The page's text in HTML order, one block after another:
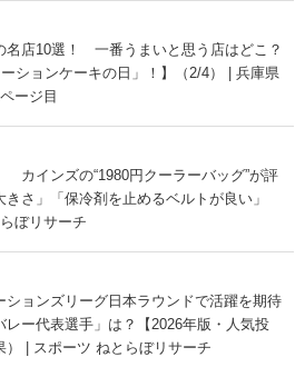
名店10選！ 一番うまいと思う店はどこ？
ーションケーキの日」！】（2/4） | 兵庫県
ージ目
カインズの“1980円クーラーバッグ”が評
さ」「保冷剤を止めるベルトが良い」
ぼリサーチ
ションズリーグ日本ラウンドで活躍を期待
レー代表選手」は？【2026年版・人気投
） | スポーツ ねとらぼリサーチ